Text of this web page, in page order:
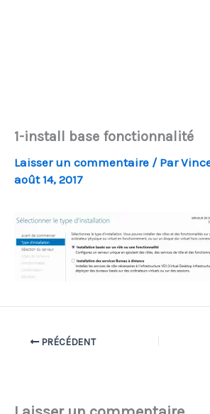
1-install base fonctionnalité
Laisser un commentaire / Par
août 14, 2017
PRÉCÉDENT